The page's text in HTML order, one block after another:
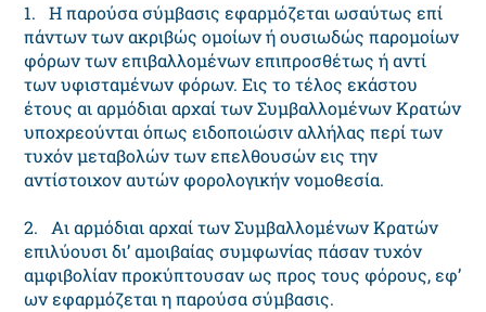
1. H παρούσα σύμβασις εφαρμόζεται ωσαύτως επί
πάντων των ακριβώς ομοίων ή ουσιωδώς παρομοίων
φόρων των επιβαλλομένων επιπροσθέτως ή αντί
των υφισταμένων φόρων. Eις το τέλος εκάστου
έτους αι αρμόδιαι αρχαί των Συμβαλλομένων Kρατών
υποχρεούνται όπως ειδοποιώσιν αλλήλας περί των
τυχόν μεταβολών των επελθουσών εις την
αντίστοιχον αυτών φορολογικήν νομοθεσία.
2. Aι αρμόδιαι αρχαί των Συμβαλλομένων Kρατών
επιλύουσι δι’ αμοιβαίας συμφωνίας πάσαν τυχόν
αμφιβολίαν προκύπτουσαν ως προς τους φόρους, εφ’
ων εφαρμόζεται η παρούσα σύμβασις.